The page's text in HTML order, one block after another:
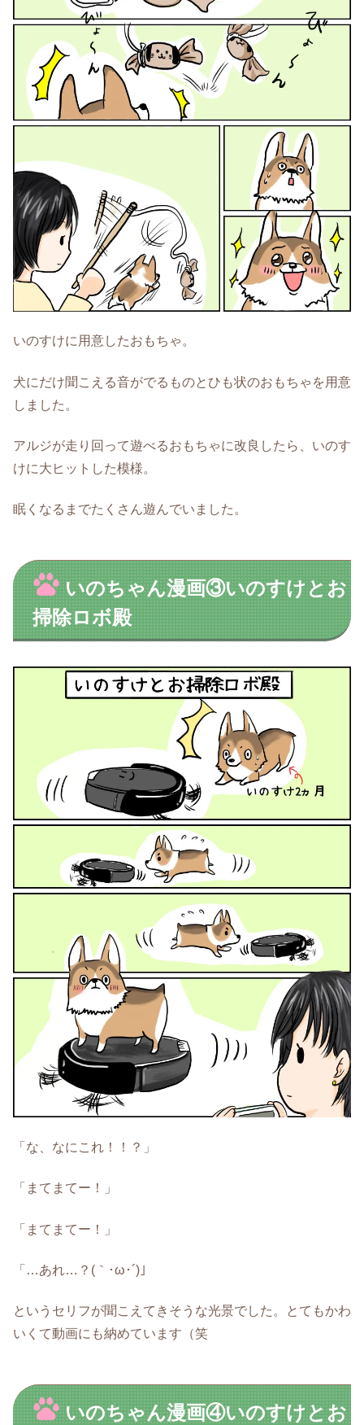
いのすけに用意したおもちゃ。
犬にだけ聞こえる音がでるものとひも状のおもちゃを用意
しました。
アルジが走り回って遊べるおもちゃに改良したら、いのす
けに大ヒットした模様。
眠くなるまでたくさん遊んでいました。
いのちゃん漫画③いのすけとお
掃除ロボ殿
「な、なにこれ！！？」
「まてまてー！」
「まてまてー！」
「…あれ…？(｀･ω･´)」
というセリフが聞こえてきそうな光景でした。とてもかわ
いくて動画にも納めています（笑
いのちゃん漫画④いのすけとお